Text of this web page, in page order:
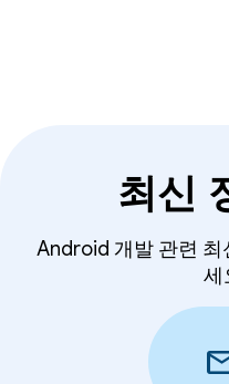
최신
Android 개발 관련 최
세